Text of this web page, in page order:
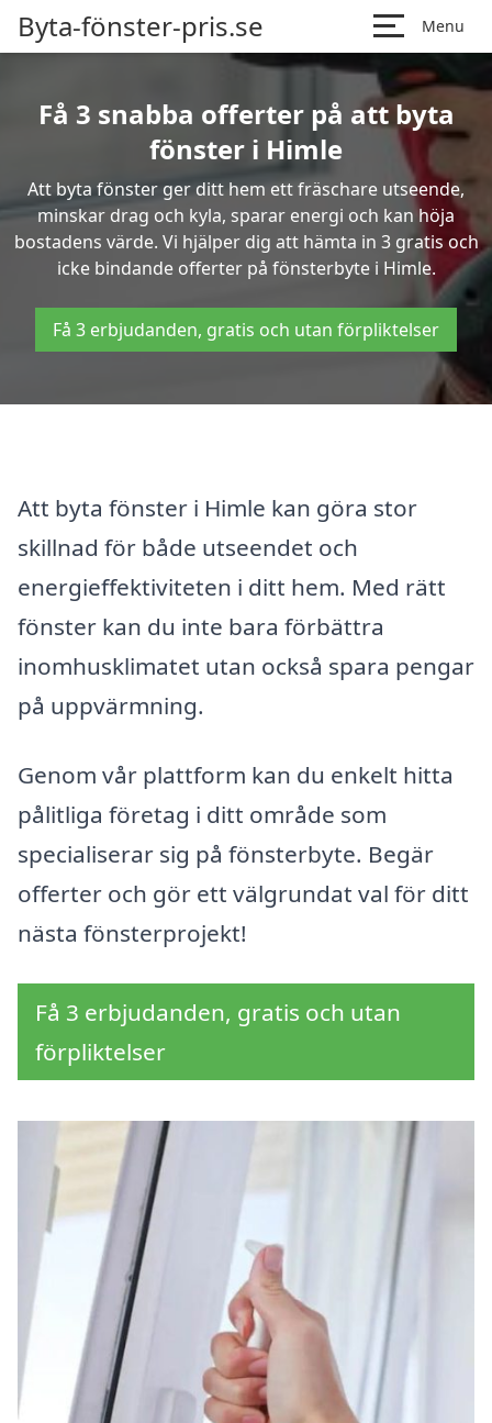
Byta-fönster-pris.se Menu
Få 3 snabba offerter på att byta
fönster i Himle
Att byta fönster ger ditt hem ett fräschare utseende,
minskar drag och kyla, sparar energi och kan höja
bostadens värde. Vi hjälper dig att hämta in 3 gratis och
icke bindande offerter på fönsterbyte i Himle.
Få 3 erbjudanden, gratis och utan förpliktelser
Att byta fönster i Himle kan göra stor
skillnad för både utseendet och
energieffektiviteten i ditt hem. Med rätt
fönster kan du inte bara förbättra
inomhusklimatet utan också spara pengar
på uppvärmning.
Genom vår plattform kan du enkelt hitta
pålitliga företag i ditt område som
specialiserar sig på fönsterbyte. Begär
offerter och gör ett välgrundat val för ditt
nästa fönsterprojekt!
Få 3 erbjudanden, gratis och utan
förpliktelser